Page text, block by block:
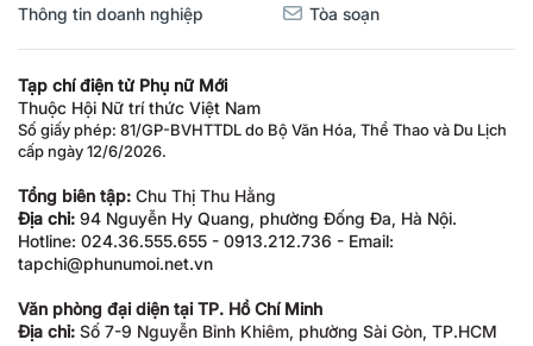
Thông tin doanh nghiệp Tòa soạn
Tạp chí điện tử Phụ nữ Mới
Thuộc Hội Nữ trí thức Việt Nam
Số giấy phép: 81/GP-BVHTTDL do Bộ Văn Hóa, Thể Thao và Du Lịch
cấp ngày 12/6/2026.
Tổng biên tập: Chu Thị Thu Hằng
Địa chỉ: 94 Nguyễn Hy Quang, phường Đống Đa, Hà Nội.
Hotline: 024.36.555.655 - 0913.212.736 - Email:
tapchi@phunumoi.net.vn
Văn phòng đại diện tại TP. Hồ Chí Minh
Địa chỉ: Số 7-9 Nguyễn Bỉnh Khiêm, phường Sài Gòn, TP.HCM